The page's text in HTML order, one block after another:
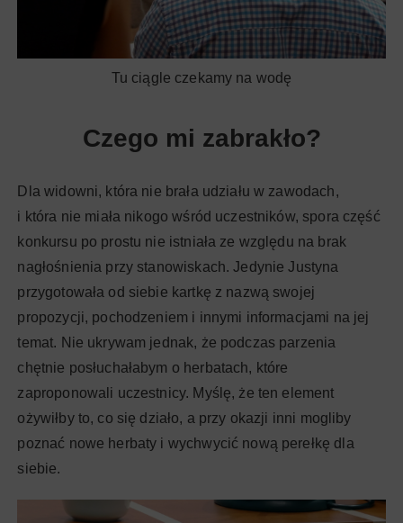
Tu ciągle czekamy na wodę
Czego mi zabrakło?
Dla widowni, która nie brała udziału w zawodach,
i która nie miała nikogo wśród uczestników, spora część
konkursu po prostu nie istniała ze względu na brak
nagłośnienia przy stanowiskach. Jedynie Justyna
przygotowała od siebie kartkę z nazwą swojej
propozycji, pochodzeniem i innymi informacjami na jej
temat. Nie ukrywam jednak, że podczas parzenia
chętnie posłuchałabym o herbatach, które
zaproponowali uczestnicy. Myślę, że ten element
ożywiłby to, co się działo, a przy okazji inni mogliby
poznać nowe herbaty i wychwycić nową perełkę dla
siebie.